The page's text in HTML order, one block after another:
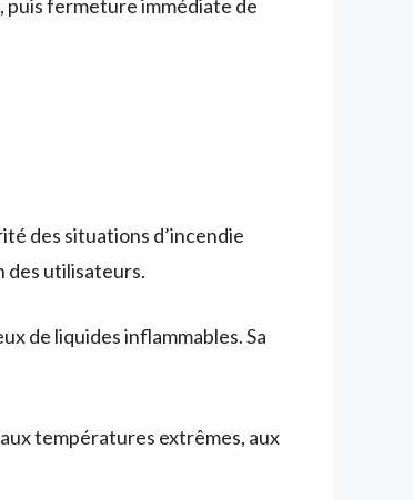
puis fermeture immédiate de
des situations d’incendie
des utilisateurs.
de liquides inflammables. Sa
températures extrêmes, aux